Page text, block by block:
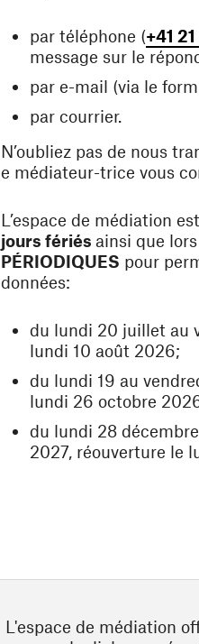
par téléphone (+41
message sur le
par e-mail (via le
par courrier.
N’oubliez pas de nous
e médiateur-trice vous
L’espace de médiation est
jours fériés ainsi que
PÉRIODIQUES pour
données:
du lundi 20 juillet au
lundi 10 août 2026;
du lundi 19 au
lundi 26 octobre
du lundi 28
2027, réouverture le
L'espace de médiation